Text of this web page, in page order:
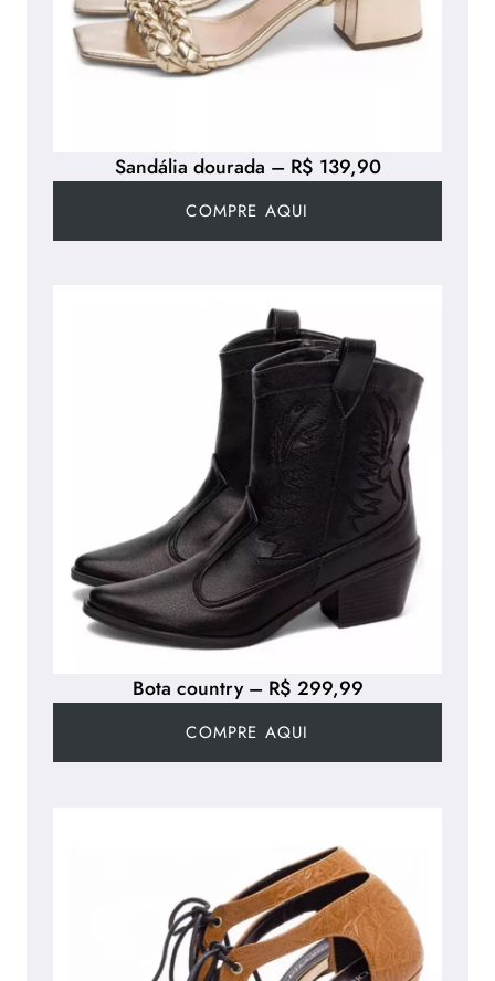
Sandália dourada – R$ 139,90
COMPRE AQUI
Bota country – R$ 299,99
COMPRE AQUI